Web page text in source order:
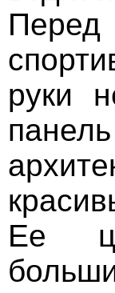
Перед
руки
Ее